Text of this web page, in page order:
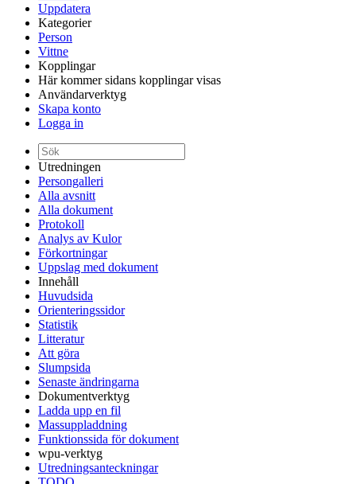
Uppdatera
Kategorier
Person
Vittne
Kopplingar
Här kommer sidans kopplingar visas
Användarverktyg
Skapa konto
Logga in
Utredningen
Persongalleri
Alla avsnitt
Alla dokument
Protokoll
Analys av Kulor
Förkortningar
Uppslag med dokument
Innehåll
Huvudsida
Orienteringssidor
Statistik
Litteratur
Att göra
Slumpsida
Senaste ändringarna
Dokumentverktyg
Ladda upp en fil
Massuppladdning
Funktionssida för dokument
wpu-verktyg
Utredningsanteckningar